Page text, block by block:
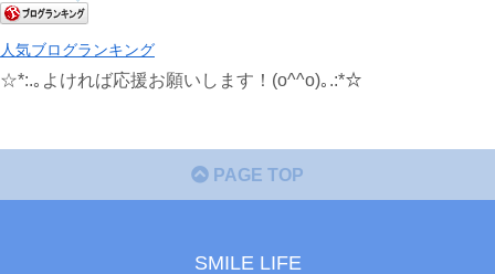
人気ブログランキング
☆*:.｡よければ応援お願いします！(o^^o)｡.:*☆
PAGE TOP
SMILE LIFE